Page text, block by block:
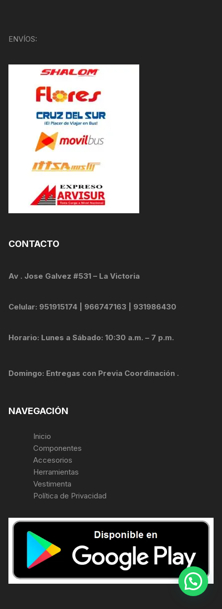
ENVÍOS:
CONTACTO
Av . Jose Galvez #531 – La Victoria
Celular: 951915174 | 966747163 | 931986430
Horario: Lunes a Sábado: 10:30 a.m. – 7 p.m.
Domingo: Entregas con Previa Coordinación .
NAVEGACIÓN
Inicio
Componentes
Accesorios
Herramientas
Vestimenta
Política de Privacidad